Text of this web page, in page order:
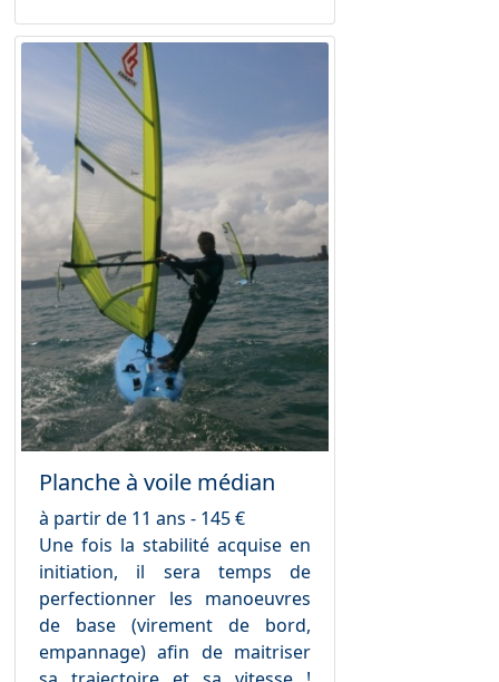
Planche à voile médian
à partir de 11 ans - 145 €
Une fois la stabilité acquise en
initiation, il sera temps de
perfectionner les manoeuvres
de base (virement de bord,
empannage) afin de maitriser